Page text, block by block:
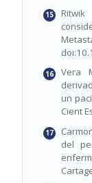
Vera
un
Cient
del